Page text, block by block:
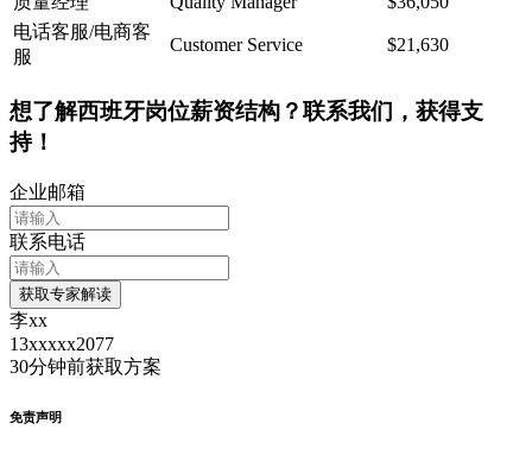
电话客服/电商客
服
Customer Service $21,630
想了解西班牙岗位薪资结构？联系我们，获得支
持！
企业邮箱
联系电话
获取专家解读
李xx
13xxxxx2077
30分钟前获取方案
免责声明